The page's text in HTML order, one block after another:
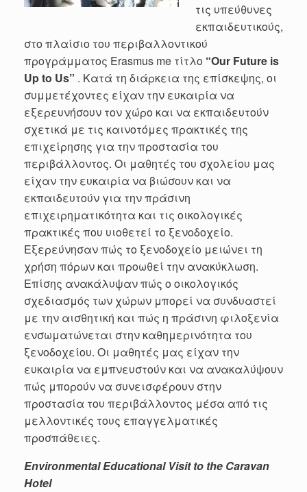
τις υπεύθυνες
εκπαιδευτικούς,
στο πλαίσιο του περιβαλλοντικού
προγράμματος Erasmus me τίτλο “Our Future is
Upto Us” . Κατά τη διάρκεια της επίσκεψης, οι
συμμετέχοντες είχαν την ευκαιρία να
εξερευνήσουν τον χώρο και να εκπαιδευτούν
σχετικά με τις καινοτόμες πρακτικές της
επιχείρησης για την προστασία του
περιβάλλοντος. Οι μαθητές του σχολείου μας
είχαν την ευκαιρία να βιώσουν και να
εκπαιδευτούν για την πράσινη
επιχειρηματικότητα και τις οικολογικές
πρακτικές που υιοθετεί το ξενοδοχείο.
Εξερεύνησαν πώς το ξενοδοχείο μειώνει τη
χρήση πόρων και προωθεί την ανακύκλωση.
Επίσης ανακάλυψαν πώς ο οικολογικός
σχεδιασμός των χώρων μπορεί να συνδυαστεί
με την αισθητική και πώς η πράσινη φιλοξενία
ενσωματώνεται στην καθημερινότητα του
ξενοδοχείου. Oι μαθητές μας είχαν την
ευκαιρία να εμπνευστούν και να ανακαλύψουν
πώς μπορούν να συνεισφέρουν στην
προστασία του περιβάλλοντος μέσα από τις
μελλοντικές τους επαγγελματικές
προσπάθειες.
Environmental Educational Visit to the Caravan
Hotel